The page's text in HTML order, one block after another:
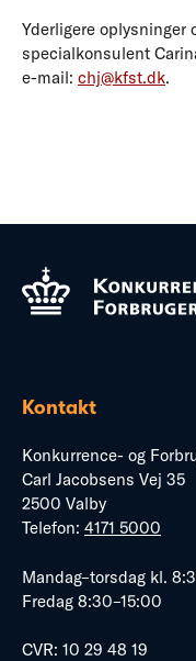
Yderligere oplysninger
specialkonsulent
e-mail: chj@kfst.dk.
Kontakt
Konkurrence- og
Carl Jacobsens Vej 35
2500 Valby
Telefon: 4171 5000
Mandag–torsdag kl.
Fredag 8:30–15:00
CVR: 10 29 48 19